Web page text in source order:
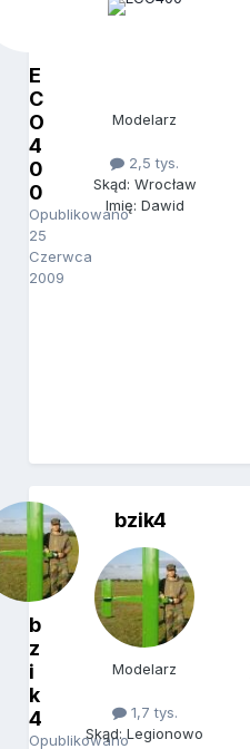
E
C
O
4
0
0
Opublikowano
25
Czerwca
2009
Modelarz
2,5 tys.
Skąd: Wrocław
Imię: Dawid
b
z
i
k
4
Opublikowano
bzik4
Modelarz
1,7 tys.
Skąd: Legionowo